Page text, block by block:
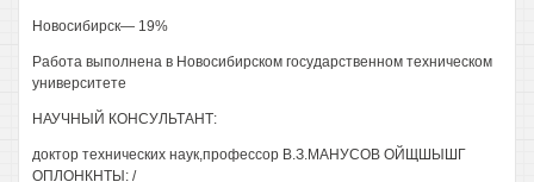
Новосибирск— 19%
Работа выполнена в Новосибирском государственном техническом
университете
НАУЧНЫЙ КОНСУЛЬТАНТ:
доктор технических наук,профессор В.З.МАНУСОВ ОЙЩШЫШГ
ОПЛОНКНТЫ: /